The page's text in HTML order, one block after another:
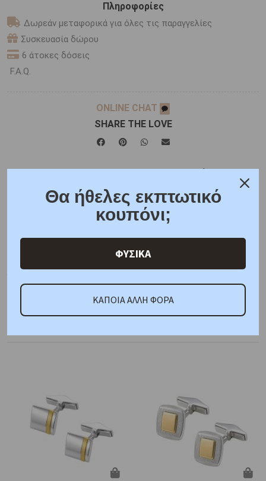
Πληροφορίες
Δωρεάν μεταφορικά για όλες τις παραγγελίες
Συσκευασία δώρου
6 άτοκες δόσεις
F.A.Q.
ONLINE CHAT
SHARE THE LOVE
Κριτικές
Μέταλλο : Ανοξείδωτο Ατσάλι
Διαστάσεις: Διάμετρος : 14,30 mm
Πέτρα: Μαύρο
Προτεινόμενα προϊόντα
Θα ήθελες εκπτωτικό
κουπόνι;
ΦΥΣΙΚΑ
ΚΑΠΟΙΑ ΑΛΛΗ ΦΟΡΑ